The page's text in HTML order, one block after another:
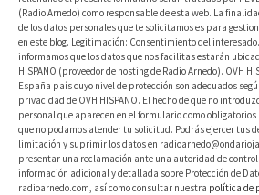
(Radio Arnedo) como responsable de esta web. La
de los datos personales que te solicitamos es para
en este blog. Legitimación: Consentimiento del
informamos que los datos que nos facilitas estarán
HISPANO (proveedor de hosting de Radio Arnedo). OVH
España país cuyo nivel de protección son adecuados
privacidad de OVH HISPANO. El hecho de que no
personal que aparecen en el formulario como
que no podamos atender tu solicitud. Podrás ejercer tus
limitación y suprimir los datos en
presentar una reclamación ante una autoridad de
información adicional y detallada sobre Protección de
radioarnedo.com, así como consultar nuestra política de